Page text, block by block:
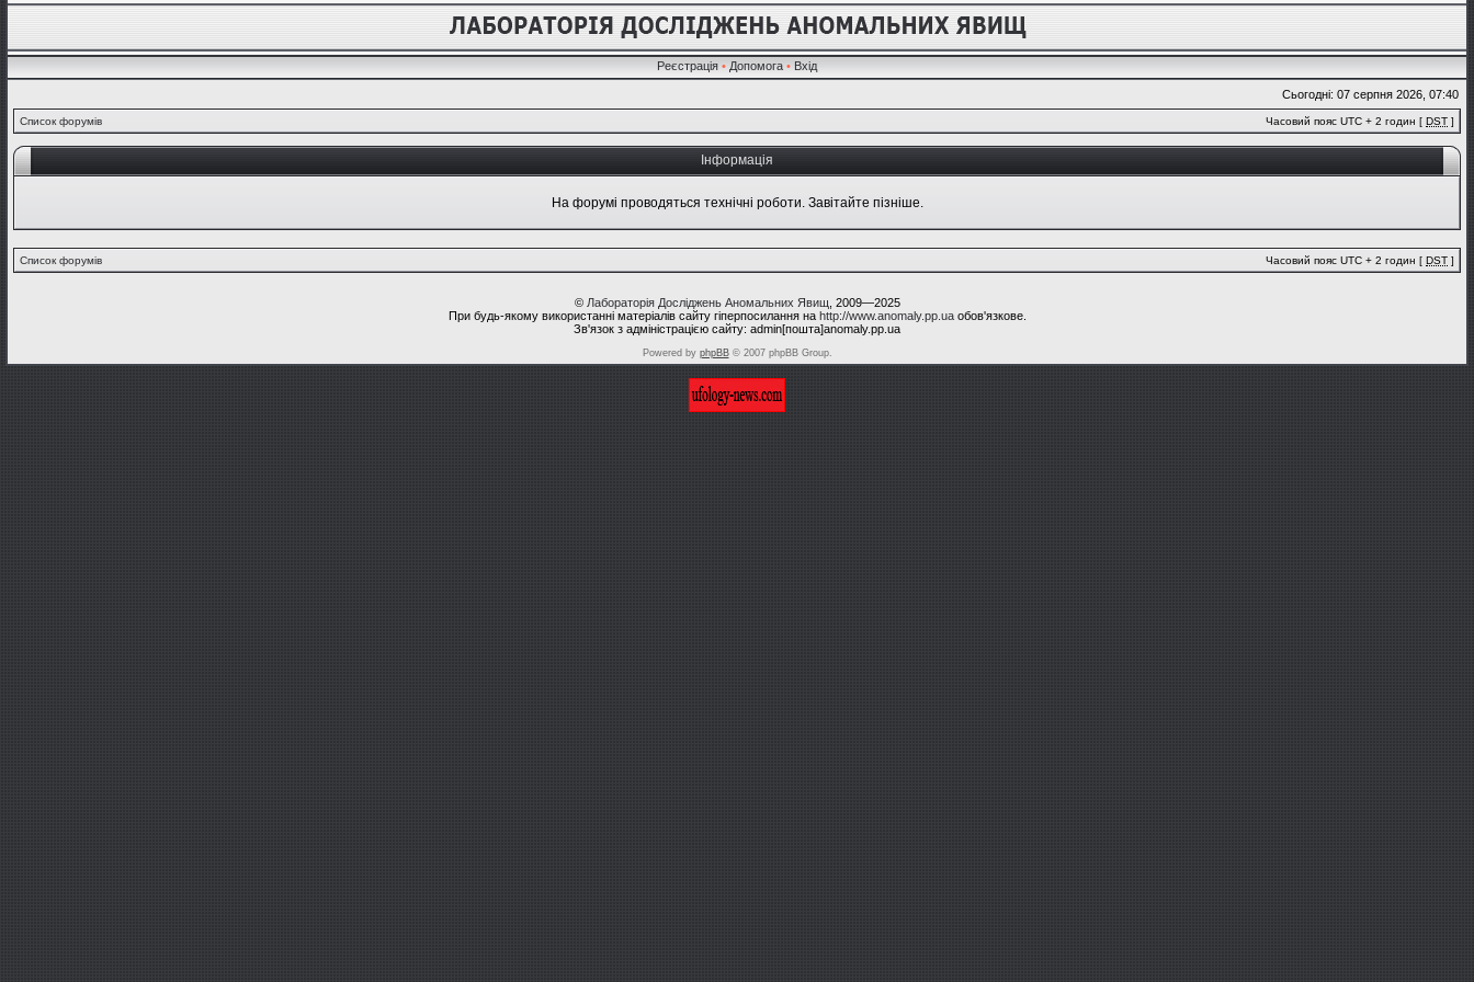
Реєстрація • Допомога • Вхід
Сьогодні: 07 серпня 2026, 07:40
Список форумів Часовий пояс UTC + 2 годин [ DST ]
Інформація
На форумі проводяться технічні роботи. Завітайте пізніше.
Список форумів Часовий пояс UTC + 2 годин [ DST ]
© Лабораторія Досліджень Аномальних Явищ , 2009—2025
При будь-якому використанні матеріалів сайту гіперпосилання на http://www.anomaly.pp.uaобов'язкове.
Зв'язок з адміністрацією сайту: admin[пошта]anomaly.pp.ua
Powered by phpBB© 2007 phpBB Group.